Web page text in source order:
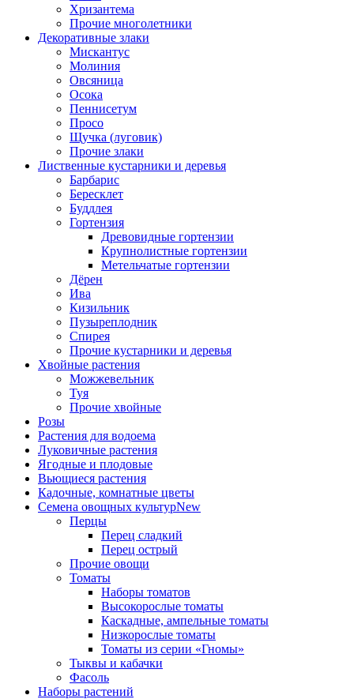
Хризантема
Прочие многолетники
Декоративные злаки
Мискантус
Молиния
Овсяница
Осока
Пеннисетум
Просо
Щучка (луговик)
Прочие злаки
Лиственные кустарники и деревья
Барбарис
Бересклет
Буддлея
Гортензия
Древовидные гортензии
Крупнолистные гортензии
Метельчатые гортензии
Дёрен
Ива
Кизильник
Пузыреплодник
Спирея
Прочие кустарники и деревья
Хвойные растения
Можжевельник
Туя
Прочие хвойные
Розы
Растения для водоема
Луковичные растения
Ягодные и плодовые
Вьющиеся растения
Кадочные, комнатные цветы
Семена овощных культурNew
Перцы
Перец сладкий
Перец острый
Прочие овощи
Томаты
Наборы томатов
Высокорослые томаты
Каскадные, ампельные томаты
Низкорослые томаты
Томаты из серии «Гномы»
Тыквы и кабачки
Фасоль
Наборы растений